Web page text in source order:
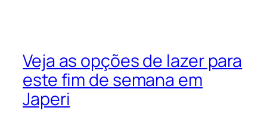
Veja as opções de lazer para
este fim de semana em
Japeri